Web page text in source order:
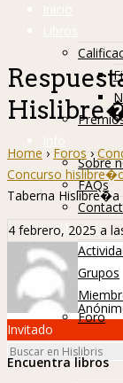
Inicio
Libros
Info
Sobre
FAQs
Hislibreños
Grupos
Foro
Home › Foros ›
Concurso
Taberna Hislibre�a
4 febrero, 2025 a
Invitado
Encuentra libros